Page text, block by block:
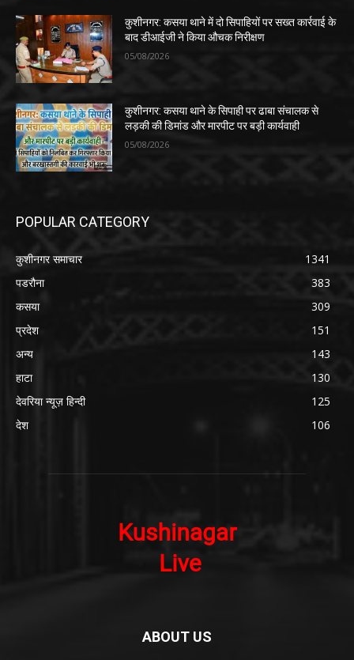
कुशीनगर: कसया थाने में दो सिपाहियों पर सख्त कार्रवाई के
बाद डीआईजी ने किया औचक निरीक्षण
05/08/2026
कुशीनगर: कसया थाने के सिपाही पर ढाबा संचालक से
लड़की की डिमांड और मारपीट पर बड़ी कार्यवाही
05/08/2026
POPULAR CATEGORY
कुशीनगर समाचार
1341
पडरौना
383
कसया
309
प्रदेश
151
अन्य
143
हाटा
130
देवरिया न्यूज़ हिन्दी
125
देश
106
ABOUT US